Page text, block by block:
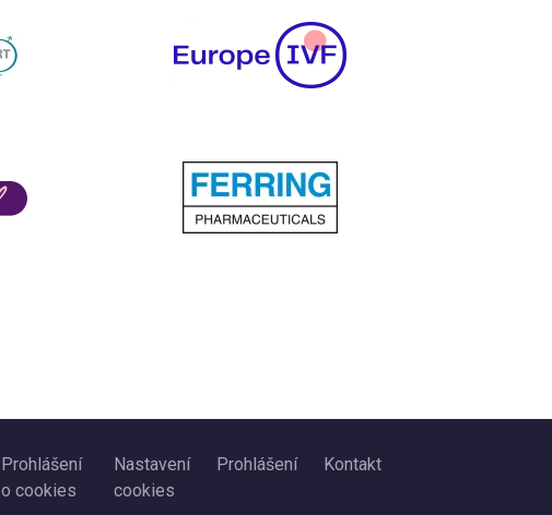
Prohlášení
o cookies
Nastavení
cookies
Prohlášení Kontakt